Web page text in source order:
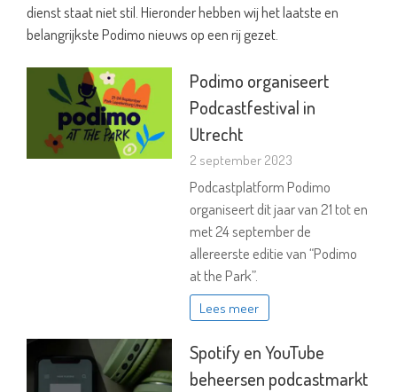
dienst staat niet stil. Hieronder hebben wij het laatste en
belangrijkste Podimo nieuws op een rij gezet.
Podimo organiseert
Podcastfestival in
Utrecht
2 september 2023
Podcastplatform Podimo
organiseert dit jaar van 21 tot en
met 24 september de
allereerste editie van “Podimo
at the Park”.
Lees meer
Spotify en YouTube
beheersen podcastmarkt